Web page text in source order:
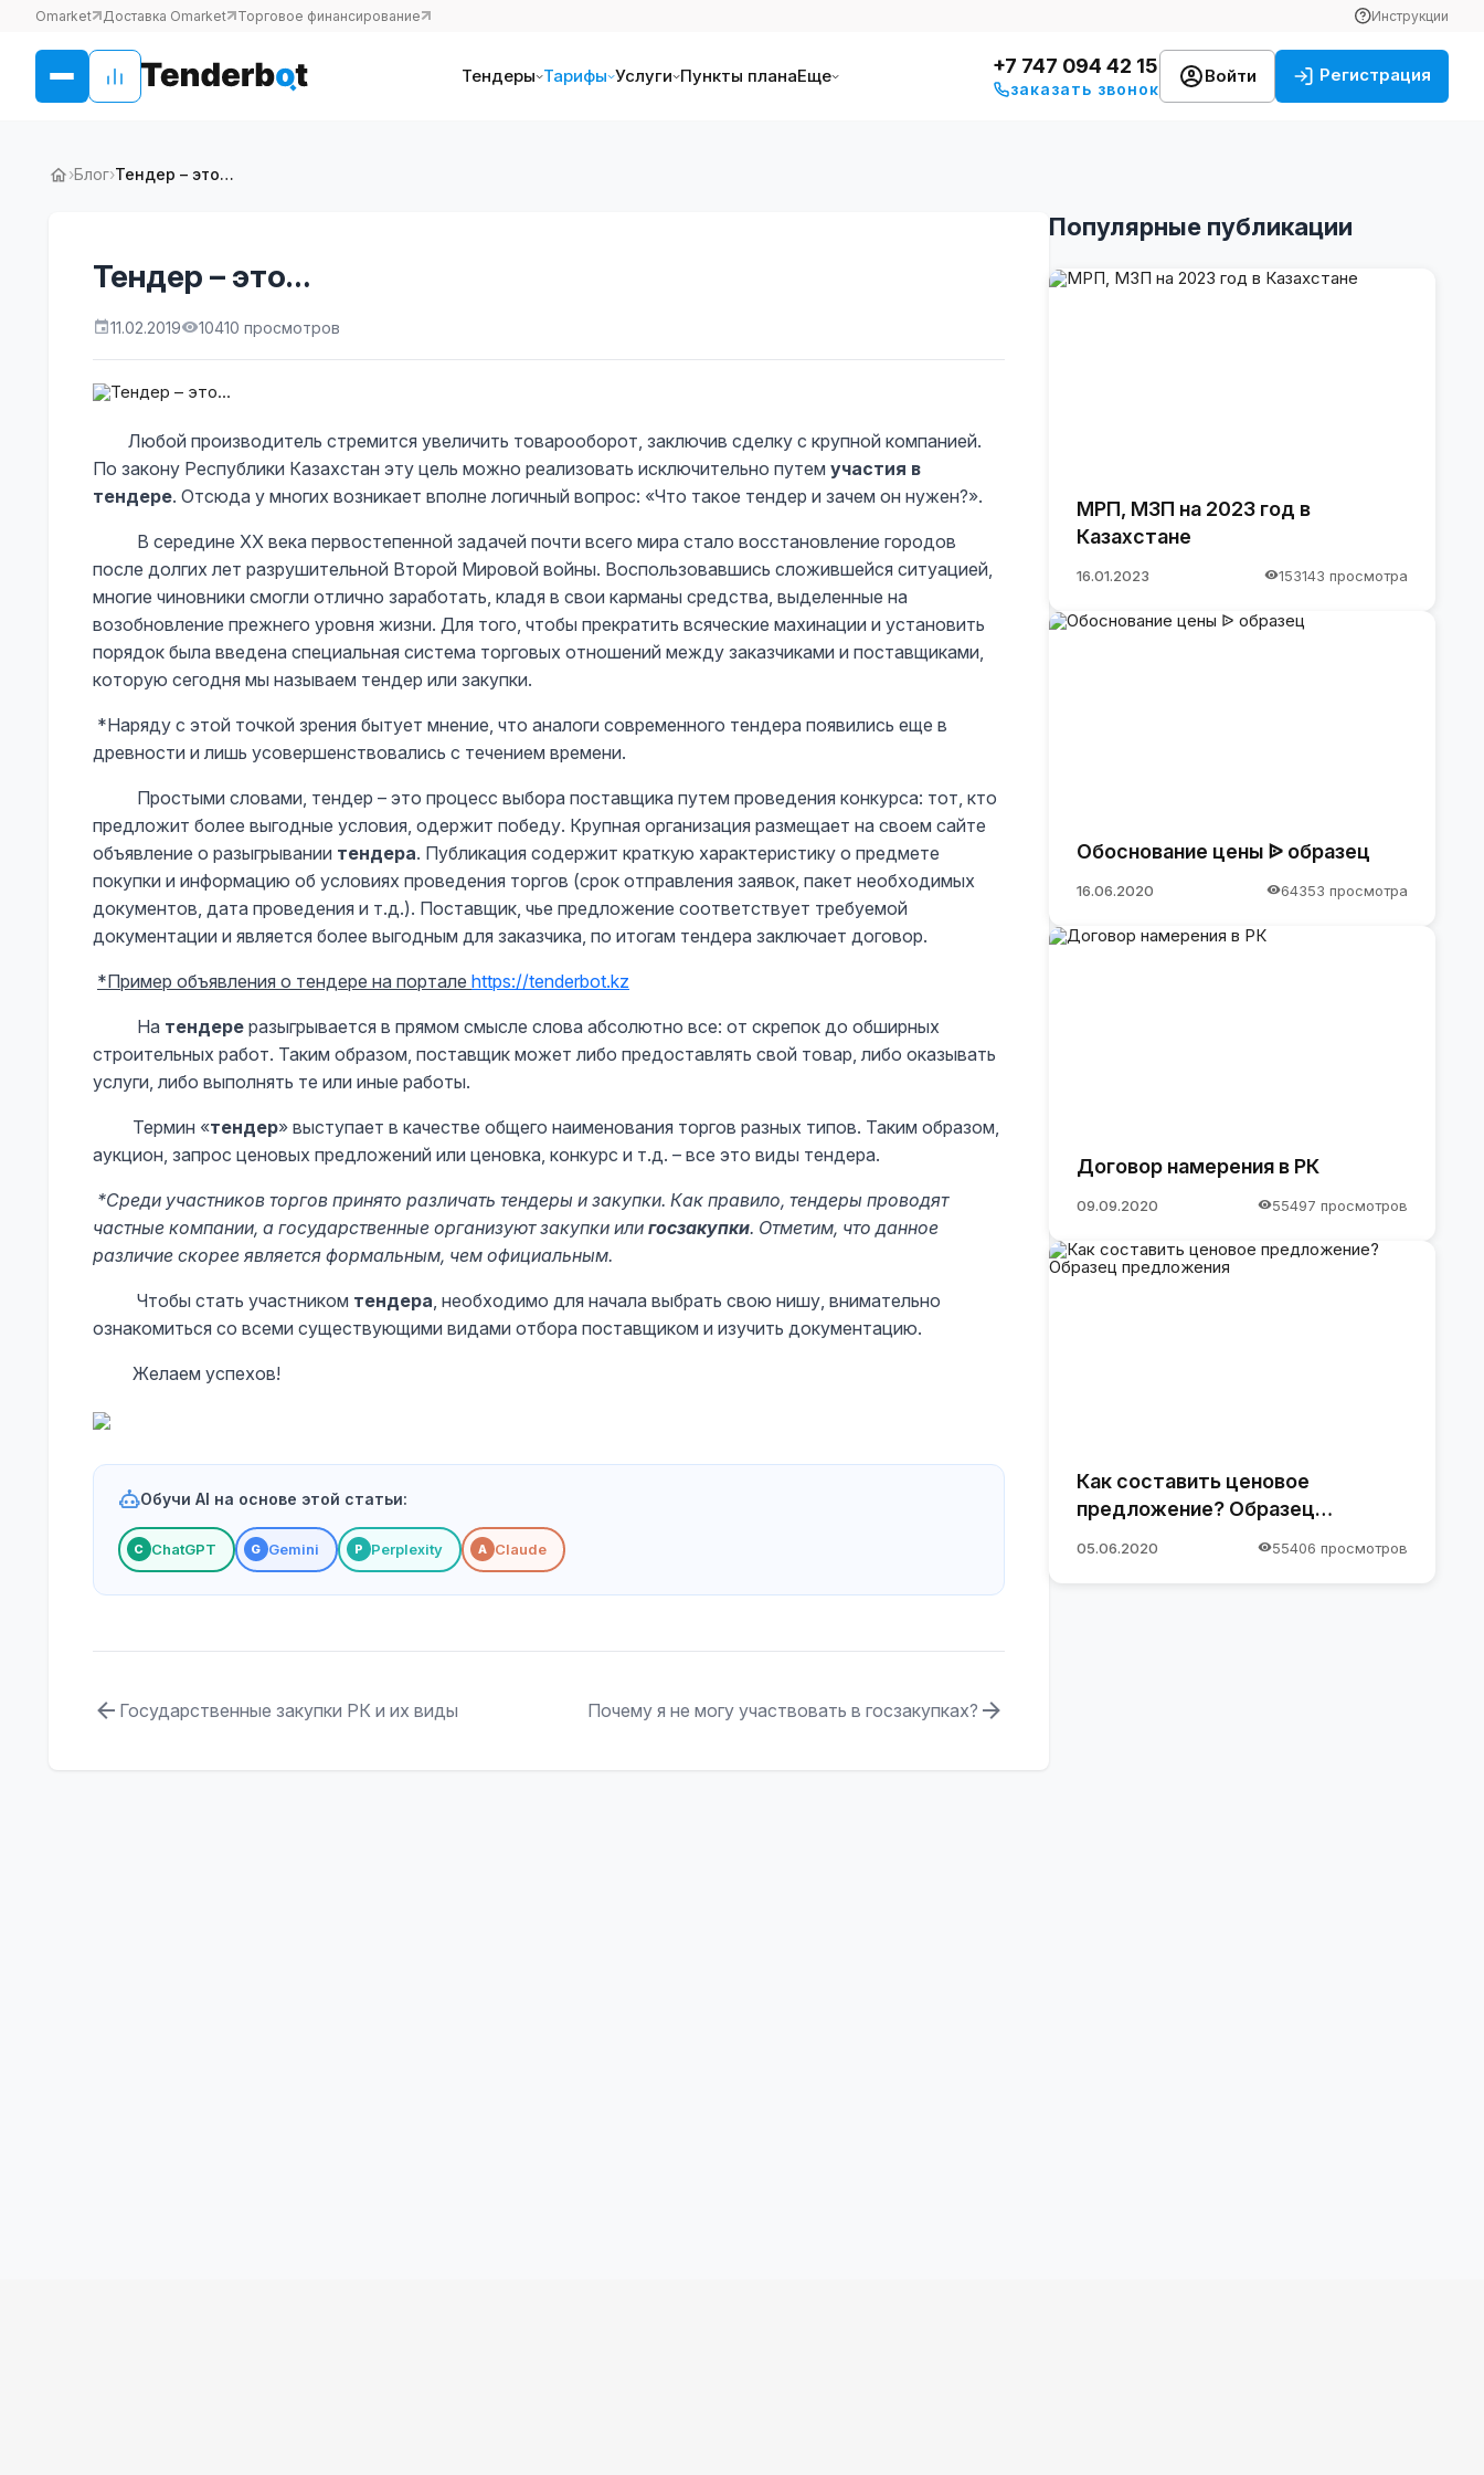
Omarket Доставка Omarket Торговое финансирование Инструкции
Тендеры Тарифы Услуги Пункты планаЕще +7 747 094 42 15
заказать звонок
Войти Регистрация
›Блог›Тендер – это…
Тендер – это…
11.02.2019 10410 просмотров
Любой производитель стремится увеличить товарооборот, заключив сделку с крупной компанией.
По закону Республики Казахстан эту цель можно реализовать исключительно путем участия в
тендере. Отсюда у многих возникает вполне логичный вопрос: «Что такое тендер и зачем он нужен?».
В середине ХХ века первостепенной задачей почти всего мира стало восстановление городов
после долгих лет разрушительной Второй Мировой войны. Воспользовавшись сложившейся ситуацией,
многие чиновники смогли отлично заработать, кладя в свои карманы средства, выделенные на
возобновление прежнего уровня жизни. Для того, чтобы прекратить всяческие махинации и установить
порядок была введена специальная система торговых отношений между заказчиками и поставщиками,
которую сегодня мы называем тендер или закупки.
*Наряду с этой точкой зрения бытует мнение, что аналоги современного тендера появились еще в
древности и лишь усовершенствовались с течением времени.
Простыми словами, тендер – это процесс выбора поставщика путем проведения конкурса: тот, кто
предложит более выгодные условия, одержит победу. Крупная организация размещает на своем сайте
объявление о разыгрывании тендера. Публикация содержит краткую характеристику о предмете
покупки и информацию об условиях проведения торгов (срок отправления заявок, пакет необходимых
документов, дата проведения и т.д.). Поставщик, чье предложение соответствует требуемой
документации и является более выгодным для заказчика, по итогам тендера заключает договор.
*Пример объявления о тендере на портале https://tenderbot.kz
На тендере разыгрывается в прямом смысле слова абсолютно все: от скрепок до обширных
строительных работ. Таким образом, поставщик может либо предоставлять свой товар, либо оказывать
услуги, либо выполнять те или иные работы.
Термин «тендер» выступает в качестве общего наименования торгов разных типов. Таким образом,
аукцион, запрос ценовых предложений или ценовка, конкурс и т.д. – все это виды тендера.
*Среди участников торгов принято различать тендеры и закупки. Как правило, тендеры проводят
частные компании, а государственные организуют закупки или госзакупки. Отметим, что данное
различие скорее является формальным, чем официальным.
Чтобы стать участником тендера , необходимо для начала выбрать свою нишу, внимательно
ознакомиться со всеми существующими видами отбора поставщиком и изучить документацию.
Желаем успехов!
Обучи AI на основе этой статьи:
С ChatGPT G Gemini P Perplexity A Claude
Государственные закупки РК и их виды Почему я не могу участвовать в госзакупках?
Популярные публикации
МРП, МЗП на 2023 год в
Казахстане
16.01.2023 153143 просмотра
Обоснование цены ᐉ образец
16.06.2020 64353 просмотра
Договор намерения в РК
09.09.2020 55497 просмотров
Как составить ценовое
предложение? Образец
05.06.2020 55406 просмотров